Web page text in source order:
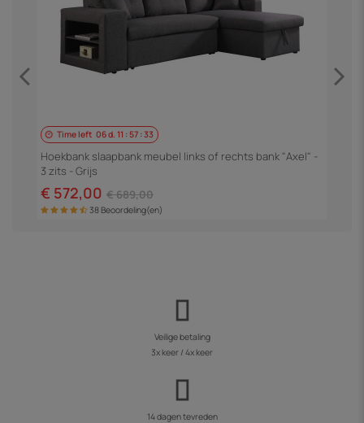
Time left 06d. 11 :57 :33
Hoekbank slaapbank meubel links of rechts bank "Axel" -
3 zits - Grijs
€ 572,00 € 689,00
38 Beoordeling(en)
Veilige betaling
3x keer / 4x keer
14 dagen tevreden